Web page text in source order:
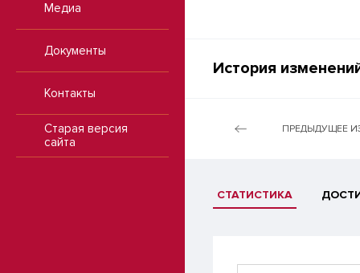
Медиа
Документы
Контакты
Старая версия
сайта
История
ПРЕДЫДУЩЕЕ
СТАТИСТИКА